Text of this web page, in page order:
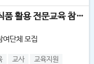
[접수마감] 2025년 우리 쌀 가공식품 활용 전문교육 참여단체 모집 공...
단체 모집
교사
교육지원